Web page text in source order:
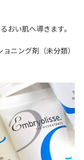
おい肌へ導きます。
ニング剤（未分類）